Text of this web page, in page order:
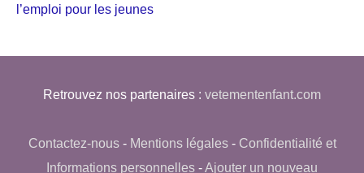
l’emploi pour les jeunes
Retrouvez nos partenaires : vetementenfant.com
Contactez-nous- Mentions légales- Confidentialité et
Informations personnelles -Ajouter un nouveau